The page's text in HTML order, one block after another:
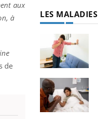
aux
à
de
LES MALADIES